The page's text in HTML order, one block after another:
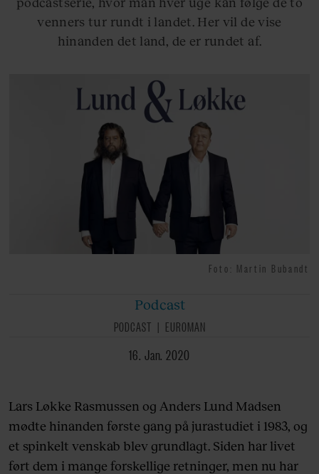
venners tur rundt i landet. Her vil de vise
hinanden det land, de er rundet af.
Foto: Martin Bubandt
Podcast
PODCAST
EUROMAN
16. Jan. 2020
Lars Løkke Rasmussen og Anders Lund Madsen
mødte hinanden første gang på jurastudiet i 1983, og
et spinkelt venskab blev grundlagt. Siden har livet
ført dem i mange forskellige retninger, men nu har